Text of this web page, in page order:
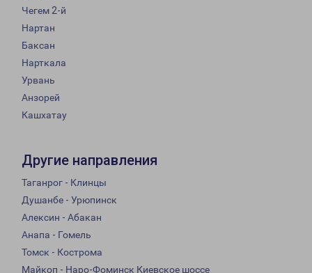
Чегем 2-й
Нартан
Баксан
Нарткала
Урвань
Анзорей
Кашхатау
Другие направления
Таганрог - Клинцы
Душанбе - Урюпинск
Алексин - Абакан
Анапа - Гомель
Томск - Кострома
Майкоп - Наро-Фоминск Киевское шоссе